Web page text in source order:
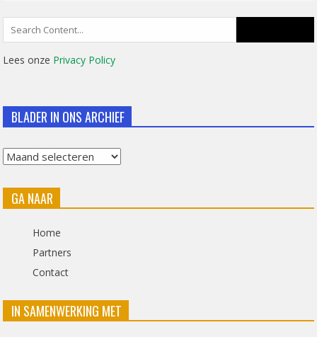
Lees onze Privacy Policy
BLADER IN ONS ARCHIEF
Blader
ons
GA NAAR
Home
Partners
Contact
IN SAMENWERKING MET